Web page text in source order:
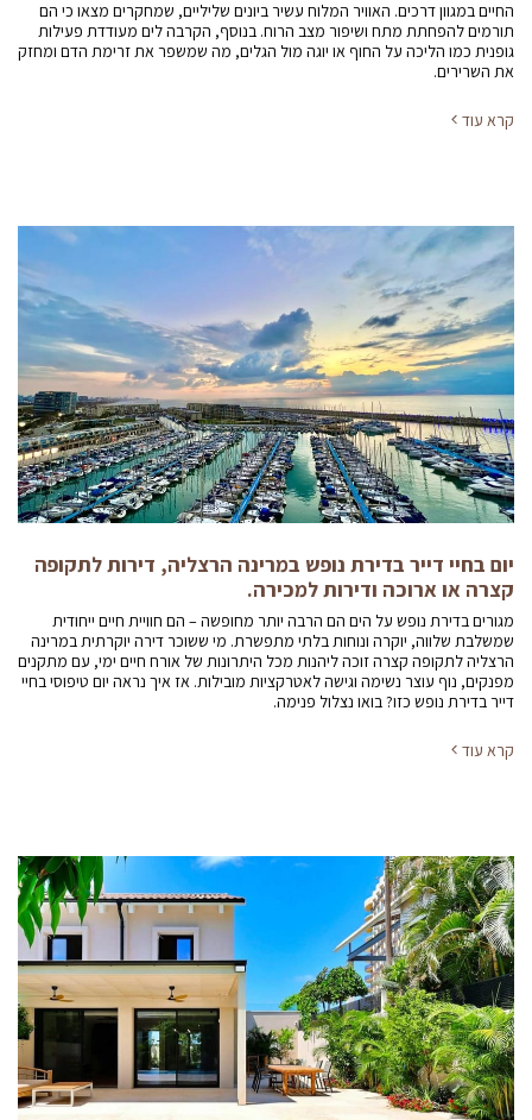
החיים במגוון דרכים. האוויר המלוח עשיר ביונים שליליים, שמחקרים מצאו כי הם
תורמים להפחתת מתח ושיפור מצב הרוח. בנוסף, הקרבה לים מעודדת פעילות
גופנית כמו הליכה על החוף או יוגה מול הגלים, מה שמשפר את זרימת הדם ומחזק
את השרירים.
קרא עוד
יום בחיי דייר בדירת נופש במרינה הרצליה, דירות לתקופה
קצרה או ארוכה ודירות למכירה.
מגורים בדירת נופש על הים הם הרבה יותר מחופשה – הם חוויית חיים ייחודית
שמשלבת שלווה, יוקרה ונוחות בלתי מתפשרת. מי ששוכר דירה יוקרתית במרינה
הרצליה לתקופה קצרה זוכה ליהנות מכל היתרונות של אורח חיים ימי, עם מתקנים
מפנקים, נוף עוצר נשימה וגישה לאטרקציות מובילות. אז איך נראה יום טיפוסי בחיי
דייר בדירת נופש כזו? בואו נצלול פנימה.
קרא עוד